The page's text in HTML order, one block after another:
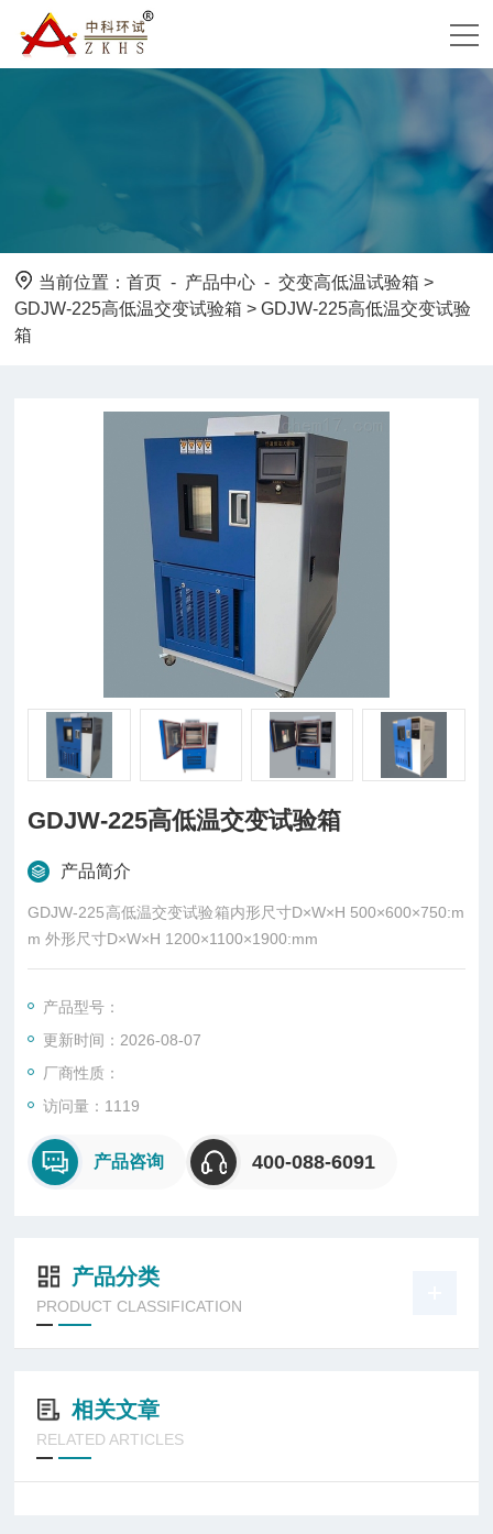
当前位置：首页 - 产品中心 -交变高低温试验箱 >
GDJW-225高低温交变试验箱 > GDJW-225高低温交变试验
箱
GDJW-225高低温交变试验箱
产品简介
GDJW-225高低温交变试验箱内形尺寸D×W×H 500×600×750:m
m 外形尺寸D×W×H 1200×1100×1900:mm
产品型号：
更新时间：2026-08-07
厂商性质：
访问量：1119
产品咨询 400-088-6091
产品分类
PRODUCT CLASSIFICATION
相关文章
RELATED ARTICLES